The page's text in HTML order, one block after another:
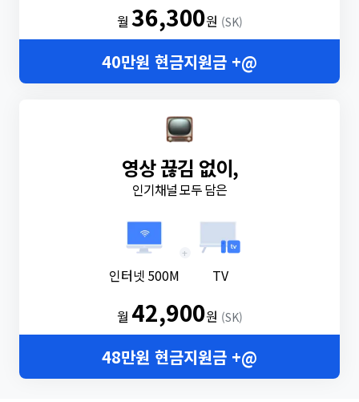
월36,300원 (SK)
40만원 현금지원금 +@
영상 끊김 없이,
인기채널 모두 담은
인터넷 500M
+
TV
월 42,900원 (SK)
48만원 현금지원금 +@